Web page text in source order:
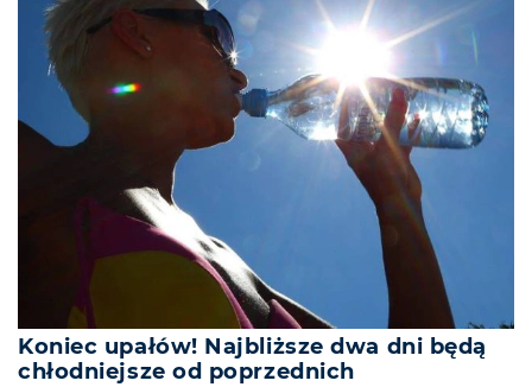
Koniec upałów! Najbliższe dwa dni będą
chłodniejsze od poprzednich